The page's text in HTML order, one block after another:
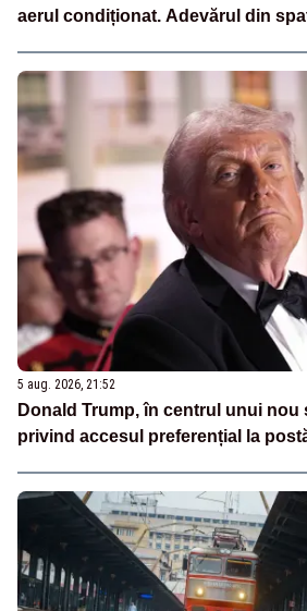
aerul condiționat. Adevărul din
5 aug. 2026, 21:52
Donald Trump, în centrul unui nou
privind accesul preferențial la